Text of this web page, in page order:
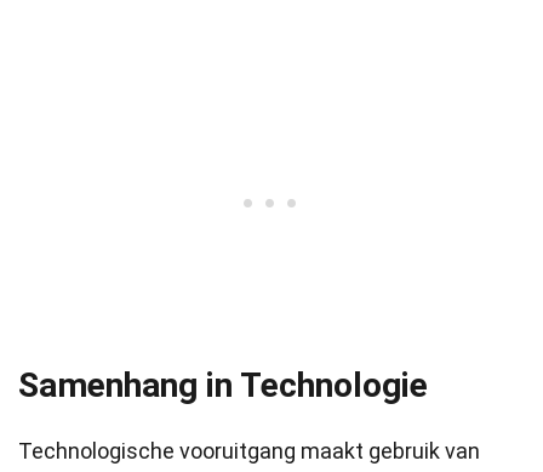
Samenhang in Technologie
Technologische vooruitgang maakt gebruik van